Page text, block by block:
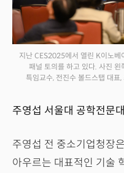
지난 CES2025에서 열린 K이노베
패널 토의를 하고 있다. 사진 왼
특임교수, 전진수 볼드스탭 대표
주영섭 서울대 공학전문
주영섭 전 중소기업청장
아우르는 대표적인 기술